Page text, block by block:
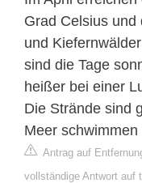
Grad Celsius
und
sind die Tage
heißer bei einer
Die Strände sind
Meer
Antrag auf
vollständige Antwort auf